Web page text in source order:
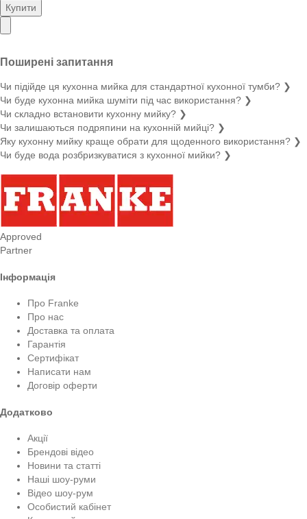
Купити
Поширені запитання
Чи підійде ця кухонна мийка для стандартної кухонної тумби? ❯
Чи буде кухонна мийка шуміти під час використання? ❯
Чи складно встановити кухонну мийку? ❯
Чи залишаються подряпини на кухонній мийці? ❯
Яку кухонну мийку краще обрати для щоденного використання? ❯
Чи буде вода розбризкуватися з кухонної мийки? ❯
Approved
Partner
Інформація
Про Franke
Про нас
Доставка та оплата
Гарантія
Сертифікат
Написати нам
Договір оферти
Додатково
Акції
Брендові відео
Новини та статті
Наші шоу-руми
Відео шоу-рум
Особистий кабінет